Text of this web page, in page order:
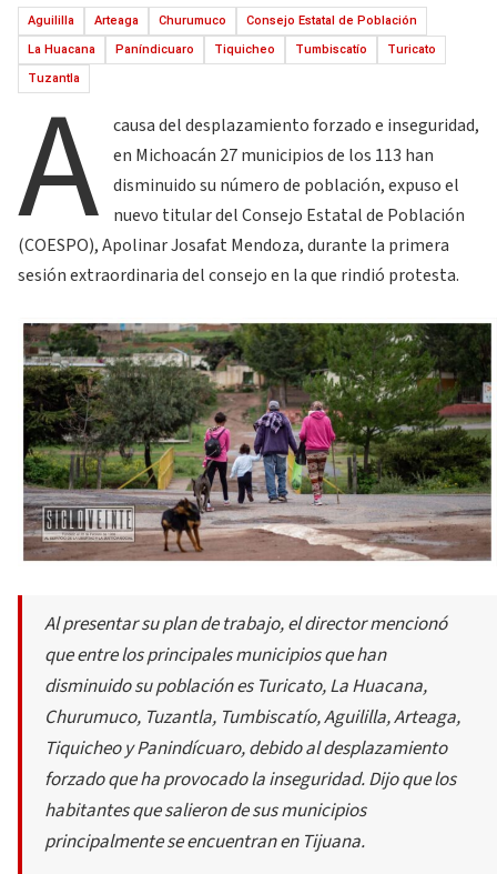
Aguililla Arteaga Churumuco
Consejo Estatal de Población
La Huacana
Paníndicuaro Tiquicheo Tumbiscatío
Turicato
Tuzantla
A
causa del desplazamiento forzado e inseguridad,
en Michoacán 27 municipios de los 113 han
disminuido su número de población, expuso el
nuevo titular del Consejo Estatal de Población
(COESPO), Apolinar Josafat Mendoza, durante la primera
sesión extraordinaria del consejo en la que rindió protesta.
Al presentar su plan de trabajo, el director mencionó
que entre los principales municipios que han
disminuido su población es Turicato, La Huacana,
Churumuco, Tuzantla, Tumbiscatío, Aguililla, Arteaga,
Tiquicheo y Panindícuaro, debido al desplazamiento
forzado que ha provocado la inseguridad. Dijo que los
habitantes que salieron de sus municipios
principalmente se encuentran en Tijuana.